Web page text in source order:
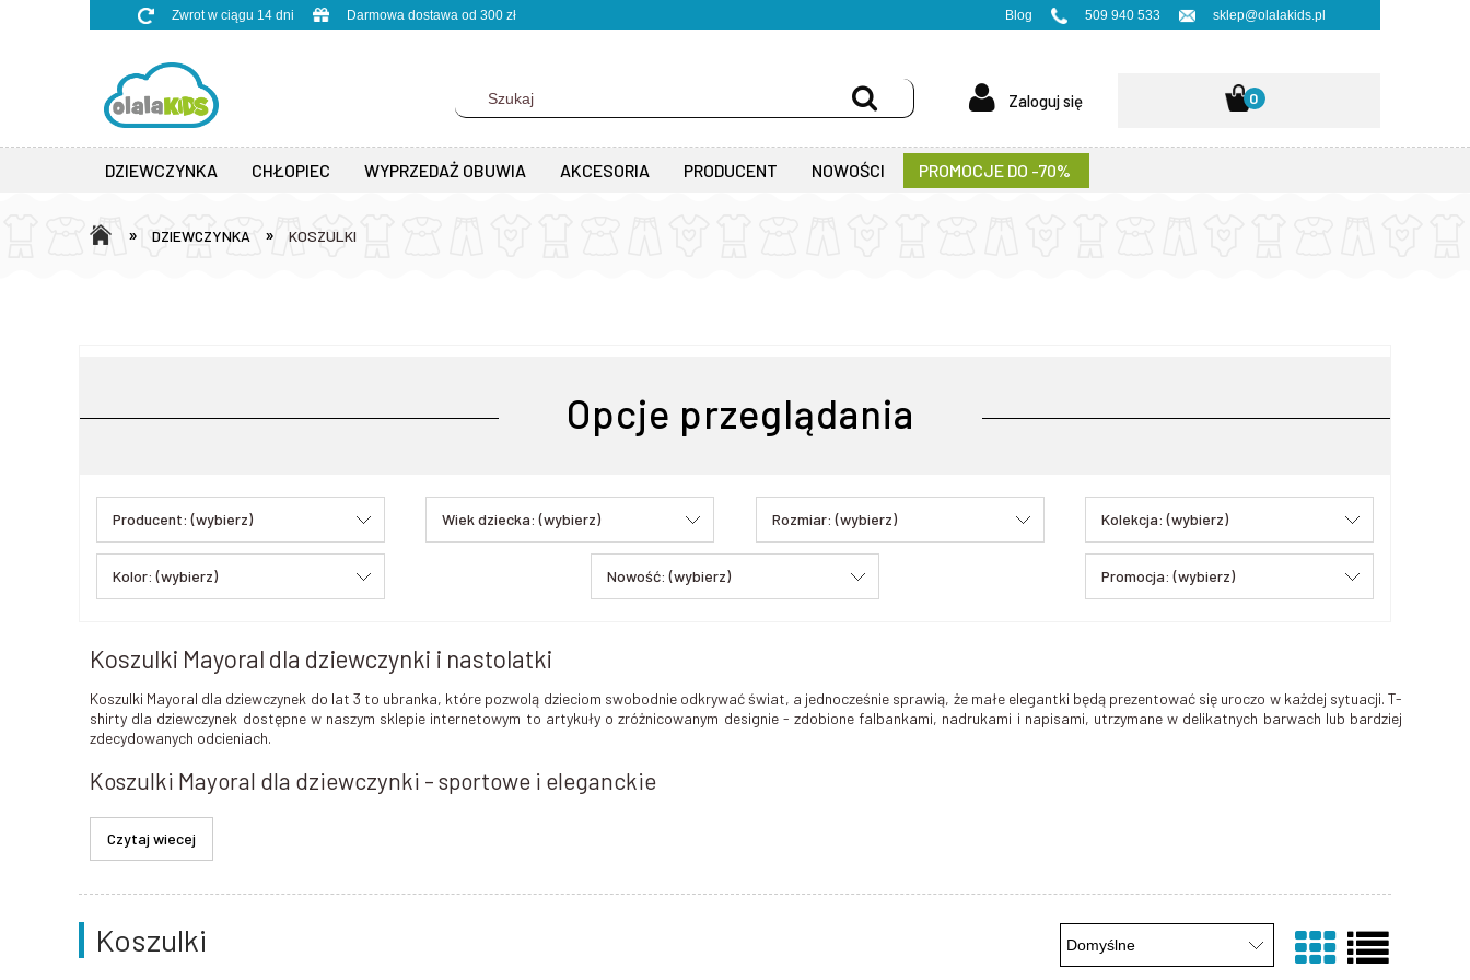
Zwrot w ciągu 14 dni Darmowa dostawa od 300 zł Blog 509 940 533 sklep@olalakids.pl
0
Zaloguj się
DZIEWCZYNKA CHŁOPIEC WYPRZEDAŻ OBUWIA AKCESORIA PRODUCENT NOWOŚCI PROMOCJE DO -70%
» DZIEWCZYNKA » KOSZULKI
Opcje przeglądania
Producent: (wybierz) Wiek dziecka: (wybierz) Rozmiar: (wybierz) Kolekcja: (wybierz)
Kolor: (wybierz) Nowość: (wybierz) Promocja: (wybierz)
Koszulki Mayoral dla dziewczynki i nastolatki
Koszulki Mayoral dla dziewczynek do lat 3 to ubranka, które pozwolą dzieciom swobodnie odkrywać świat, a jednocześnie sprawią, że małe elegantki będą prezentować się uroczo w każdej sytuacji. T-
shirty dla dziewczynek dostępne w naszym sklepie internetowym to artykuły o zróżnicowanym designie - zdobione falbankami, nadrukami i napisami, utrzymane w delikatnych barwach lub bardziej
zdecydowanych odcieniach.
Koszulki Mayoral dla dziewczynki - sportowe i eleganckie
KoszulkiMayoralto produkty na wiele okazji. Te bardziej sportowe, o nowoczesnym wzornictwie sprawdzą się na co dzień, podczas wyjść na plac zabaw, spacerów.
dziewczynek z nadrukiem czy napisami
postaciami, o starannym wykonaniu i energetycznych barwach z pewnością spodobają się nie tylko rodzicom, ale i żywiołowym maluchom.
W asortymencie posiadamy również eleganckie koszulki dla dziewczynek - z kołnierzykiem, zdobione falbanką, jednokolorowe i w regularne, klasyczne wzory. Sprawdzą się one podczas bardziej
W jakich rozmiarach dostępne są koszulki Mayoral dla małych dziewczynek?
Koszulki